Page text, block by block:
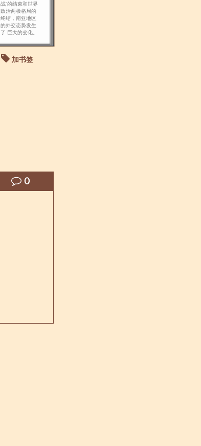
战”的结束和世界
政治两极格局的
终结，南亚地区
的外交态势发生
了 巨大的变化。
加书签
0